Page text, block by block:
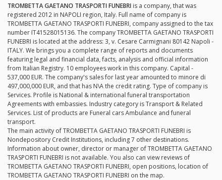
TROMBETTA GAETANO TRASPORTI FUNEBRI is a company, that was
registered 2012 in NAPOLI region, Italy. Full name of company is
TROMBETTA GAETANO TRASPORTI FUNEBRI, company assigned to the tax
number IT41528015136. The company TROMBETTA GAETANO TRASPORTI
FUNEBRI is located at the address: 3, v. Cesare Carmignani 80142 Napoli -
ITALY. We brings you a complete range of reports and documents
featuring legal and financial data, facts, analysis and official information
from Italian Registry. 10 employees work in this company. Capital -
537,000 EUR. The company's sales for last year amounted to minore di
497,000,000 EUR, and that has N\A the credit rating. Type of company is
Services. Profile is National & international funeral transportation
Agreements with embassies. Industry category is Transport & Related
Services. List of products are Funeral cars Ambulance and funeral
transport.
The main activity of TROMBETTA GAETANO TRASPORTI FUNEBRI is
Nondepository Credit Institutions, including 7 other destinations.
Information about owner, director or manager of TROMBETTA GAETANO
TRASPORTI FUNEBRI is not available. You also can view reviews of
TROMBETTA GAETANO TRASPORTI FUNEBRI, open positions, location of
TROMBETTA GAETANO TRASPORTI FUNEBRI on the map.